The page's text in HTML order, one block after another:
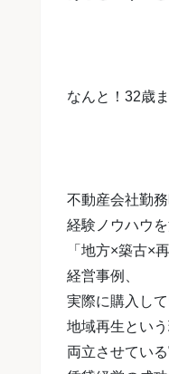
なんと！32歳
不動産会社勤
経験ノウハウ
「地方×築古×
経営事例、
実際に購入し
地域再生とい
両立させてい